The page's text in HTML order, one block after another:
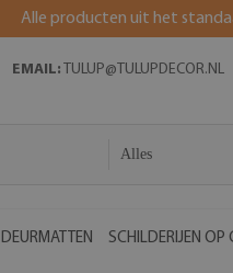
Alle producten uit het
EMAIL: TULUP@TULUPDECOR.NL
Alles
DEURMATTEN SCHILDERIJEN OP